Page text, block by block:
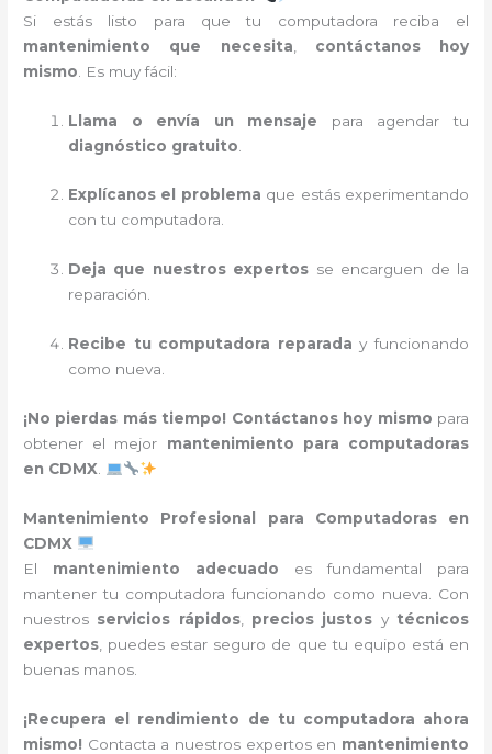
Si estás listo para que tu computadora reciba el
mantenimiento que necesita
contáctanos hoy
mismo . Es muy fácil:
Llama o envía un mensaje para agendar tu
diagnóstico gratuito
Explícanos el problema que estás experimentando
con tu computadora.
Deja que nuestros expertos se encarguen de la
reparación.
Recibe tu computadora reparada y funcionando
como nueva.
¡No pierdas más tiempo! Contáctanos hoy mismo para
obtener el mejor mantenimiento para computadoras
en CDMX
Mantenimiento Profesional para Computadoras en
CDMX
El mantenimiento adecuado es fundamental para
mantener tu computadora funcionando como nueva. Con
nuestros servicios rápidos, precios justos y técnicos
expertos , puedes estar seguro de que tu equipo está en
buenas manos.
¡Recupera el rendimiento de tu computadora ahora
mismo! Contacta a nuestros expertos en mantenimiento